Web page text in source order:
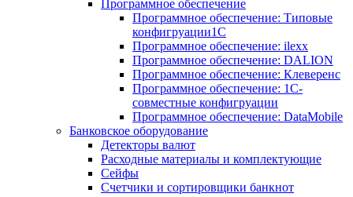
Программное обеспечение
Программное обеспечение: Типовые
конфигруации1С
Программное обеспечение: ilexx
Программное обеспечение: DALION
Программное обеспечение: Клеверенс
Программное обеспечение: 1С-
совместные конфигруации
Программное обеспечение: DataMobile
Банковское оборудование
Детекторы валют
Расходные материалы и комплектующие
Сейфы
Счетчики и сортировщики банкнот